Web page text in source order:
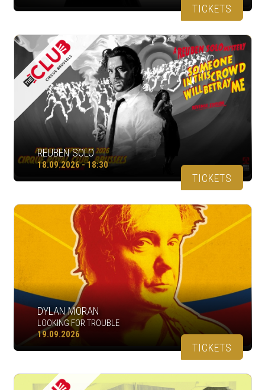
TICKETS
REUBEN SOLO
18.09.2026 - 18:30
TICKETS
DYLAN MORAN
LOOKING FOR TROUBLE
19.09.2026
TICKETS